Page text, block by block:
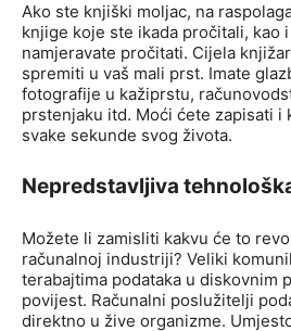
Ako ste knjiški moljac, na
knjige koje ste ikada pročitali, kao
namjeravate pročitati. Cijela
spremiti u vaš mali prst. Imate
fotografije u kažiprstu,
prstenjaku itd. Moći ćete zapisati i
svake sekunde svog života.
Nepredstavljiva
Možete li zamisliti kakvu će to
računalnoj industriji? Veliki
terabajtima podataka u diskovnim
povijest. Računalni poslužitelji
direktno u žive organizme.